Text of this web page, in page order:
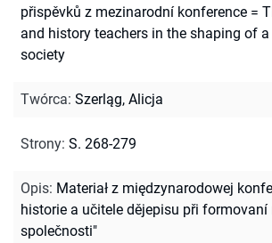
přispěvků z mezinarodní konference =
and history teachers in the shaping of
society
Twórca: Szerląg, Alicja
Strony: S. 268-279
Opis: Materiał z międzynarodowej
historie a učitele dějepisu při
společnosti"